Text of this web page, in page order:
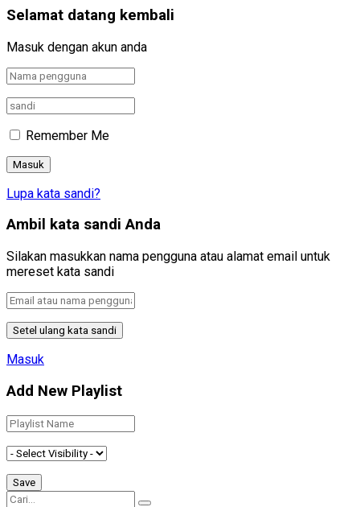
Selamat datang kembali
Masuk dengan akun anda
Remember Me
Lupa kata sandi?
Ambil kata sandi Anda
Silakan masukkan nama pengguna atau alamat email untuk
mereset kata sandi
Masuk
Add New Playlist